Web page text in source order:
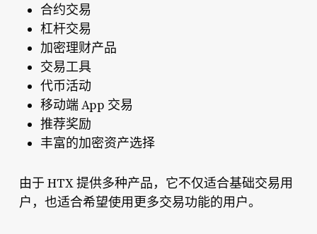
合约交易
杠杆交易
加密理财产品
交易工具
代币活动
移动端 App 交易
推荐奖励
丰富的加密资产选择
由于 HTX 提供多种产品，它不仅适合基础交易用
户，也适合希望使用更多交易功能的用户。